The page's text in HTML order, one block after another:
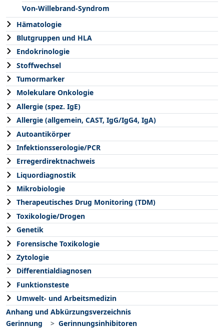
Von-Willebrand-Syndrom
Hämatologie
Blutgruppen und HLA
Endokrinologie
Stoffwechsel
Tumormarker
Molekulare Onkologie
Allergie (spez. IgE)
Allergie (allgemein, CAST, IgG/IgG4, IgA)
Autoantikörper
Infektionsserologie/PCR
Erregerdirektnachweis
Liquordiagnostik
Mikrobiologie
Therapeutisches Drug Monitoring (TDM)
Toxikologie/Drogen
Genetik
Forensische Toxikologie
Zytologie
Differentialdiagnosen
Funktionsteste
Umwelt- und Arbeitsmedizin
Anhang und Abkürzungsverzeichnis
Gerinnung
Gerinnungsinhibitoren